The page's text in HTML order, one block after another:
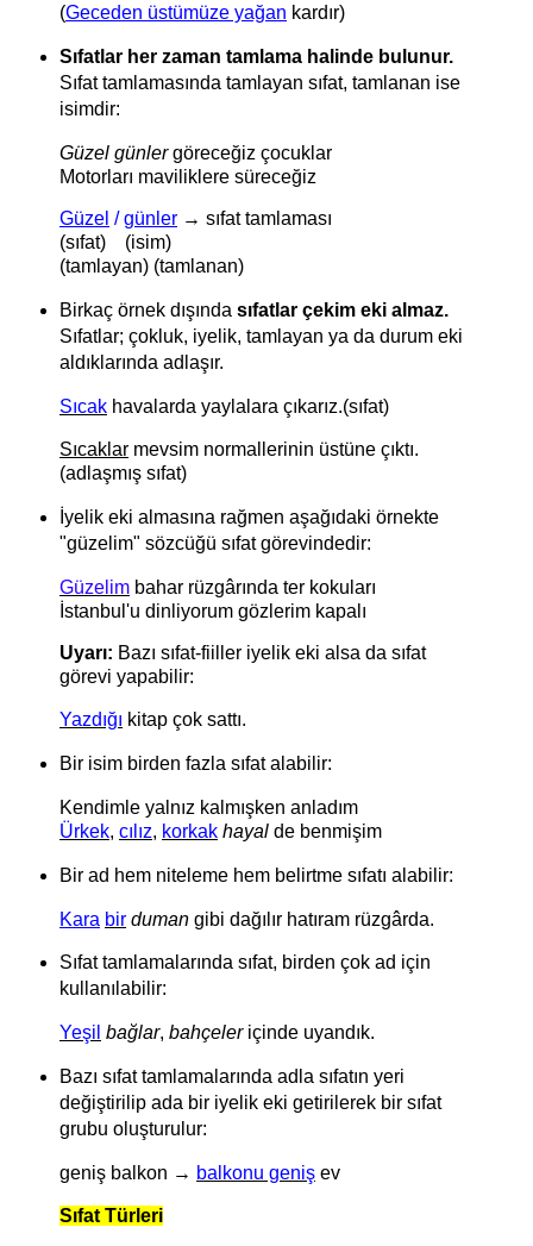
(Geceden üstümüze yağan kardır)
Sıfatlar her zaman tamlama halinde bulunur.
Sıfat tamlamasında tamlayan sıfat, tamlanan ise
isimdir:
Güzel günlergöreceğiz çocuklar
Motorları maviliklere süreceğiz
Güzel / günler → sıfat tamlaması
(sıfat) (isim)
(tamlayan) (tamlanan)
Birkaç örnek dışında sıfatlar çekim eki almaz.
Sıfatlar; çokluk, iyelik, tamlayan ya da durum eki
aldıklarında adlaşır.
Sıcak havalarda yaylalara çıkarız.(sıfat)
Sıcaklar mevsim normallerinin üstüne çıktı.
(adlaşmış sıfat)
İyelik eki almasına rağmen aşağıdaki örnekte
"güzelim" sözcüğü sıfat görevindedir:
Güzelim bahar rüzgârında ter kokuları
İstanbul'u dinliyorum gözlerim kapalı
Uyarı: Bazı sıfat-fiiller iyelik eki alsa da sıfat
görevi yapabilir:
Yazdığı kitap çok sattı.
Bir isim birden fazla sıfat alabilir:
Kendimle yalnız kalmışken anladım
Ürkek, cılız, korkak hayal de benmişim
Bir ad hem niteleme hem belirtme sıfatı alabilir:
Kara bir duman gibi dağılır hatıram rüzgârda.
Sıfat tamlamalarında sıfat, birden çok ad için
kullanılabilir:
Yeşil bağlar, bahçeleriçinde uyandık.
Bazı sıfat tamlamalarında adla sıfatın yeri
değiştirilip ada bir iyelik eki getirilerek bir sıfat
grubu oluşturulur:
geniş balkon → balkonu geniş ev
Sıfat Türleri